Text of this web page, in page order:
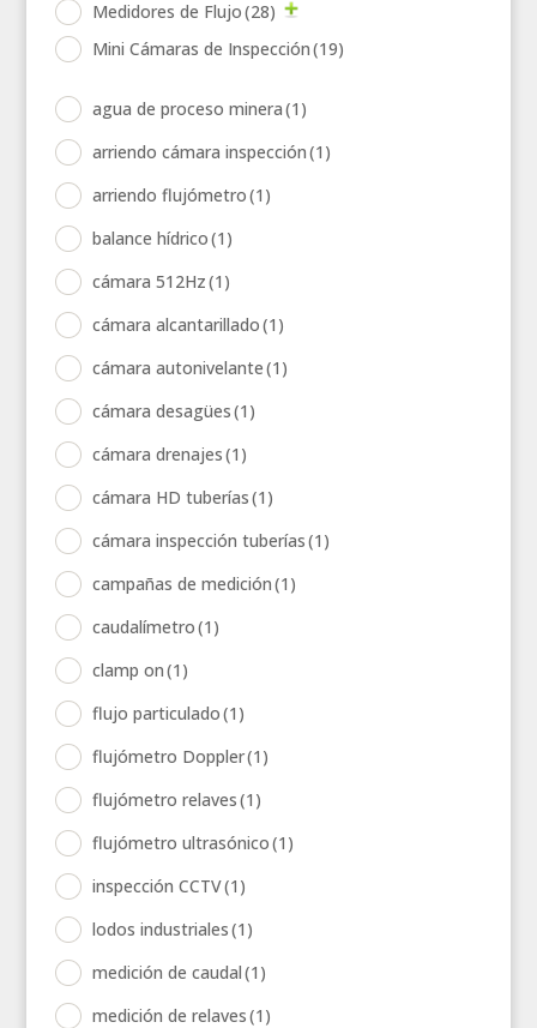
Medidores de Flujo(28)
Mini Cámaras de Inspección(19)
agua de proceso minera(1)
arriendo cámara inspección(1)
arriendo flujómetro(1)
balance hídrico(1)
cámara 512Hz(1)
cámara alcantarillado(1)
cámara autonivelante(1)
cámara desagües(1)
cámara drenajes(1)
cámara HD tuberías(1)
cámara inspección tuberías(1)
campañas de medición(1)
caudalímetro(1)
clamp on(1)
flujo particulado(1)
flujómetro Doppler(1)
flujómetro relaves(1)
flujómetro ultrasónico(1)
inspección CCTV(1)
lodos industriales(1)
medición de caudal(1)
medición de relaves(1)